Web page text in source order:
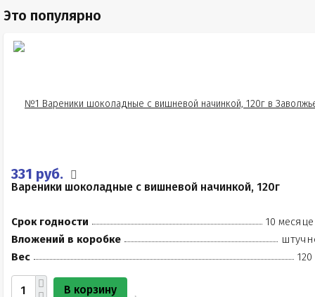
Это популярно
331 руб.
Вареники шоколадные с вишневой начинкой, 120г
Срок годности
10
Вложений в коробке
Вес
120
В корзину